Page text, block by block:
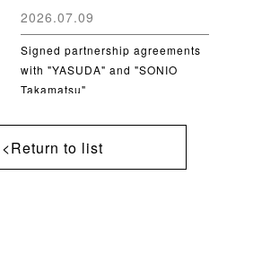
2026.07.09
Signed partnership agreements
with "YASUDA" and "SONIO
Takamatsu"
<Return to list